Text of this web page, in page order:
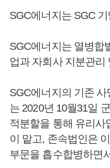
SGC에너지는 SGC
SGC에너지는 열병합
업과 자회사 지분관리
SGC에너지의 기존
는 2020년 10월31일
적분할을 통해 유리사
이 맡고, 존속법인은
부문을 흡수합병하면